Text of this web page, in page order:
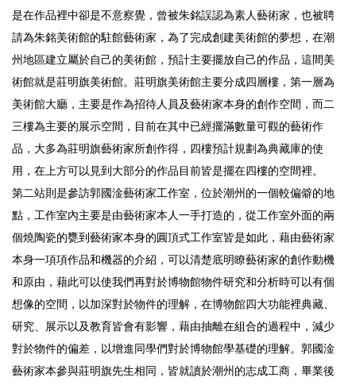
是在作品裡中卻是不意察覺，曾被朱銘誤認為素人藝術家，也被聘
請為朱銘美術館的駐館藝術家，為了完成創建美術館的夢想，在潮
州地區建立屬於自己的美術館，預計主要擺放自己的作品，這間美
術館就是莊明旗美術館。莊明旗美術館主要分成四層樓，第一層為
美術館大廳，主要是作為招待人員及藝術家本身的創作空間，而二
三樓為主要的展示空間，目前在其中已經擺滿數量可觀的藝術作
品，大多為莊明旗藝術家所創作得，四樓預計規劃為典藏庫的使
用，在上方可以見到大部分的作品目前皆是擺在四樓的空間裡。
第二站則是參訪郭國淦藝術家工作室，位於潮州的一個較偏僻的地
點，工作室內主要是由藝術家本人一手打造的，從工作室外面的兩
個燒陶瓷的甕到藝術家本身的圓頂式工作室皆是如此，藉由藝術家
本身一項項作品和機器的介紹，可以清楚底明瞭藝術家的創作動機
和原由，藉此可以使我們再對於博物館物件研究和分析時可以有個
想像的空間，以加深對於物件的理解，在博物館四大功能裡典藏、
研究、展示以及教育皆會有影響，藉由抽離在組合的過程中，減少
對於物件的偏差，以增進同學們對於博物館學基礎的理解。郭國淦
藝術家本參與莊明旗先生相同，皆就讀於潮州的志成工商，畢業後